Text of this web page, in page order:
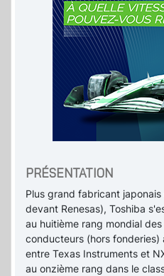
PRÉSENTATION
Plus grand fabricant
devant Renesas), Toshiba
au huitième rang mondial
conducteurs (hors fonderies)
entre Texas Instruments et
au onzième rang dans le